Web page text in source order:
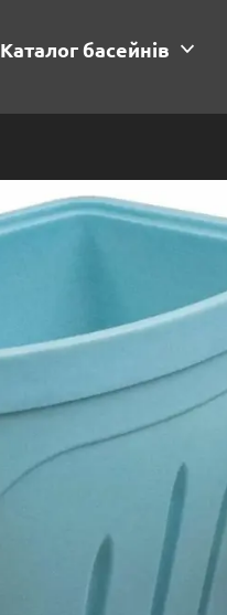
Каталог басейнів